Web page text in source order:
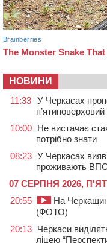
НОВИНИ
11:33 У Черкасах
п’ятиповерховий
10:00 Не вистачає
потрібно знати
08:23 У Черкасах
проживають
07 СЕРПНЯ 2026,
20:55
На
(ФОТО)
20:13 Черкаси
ліцею